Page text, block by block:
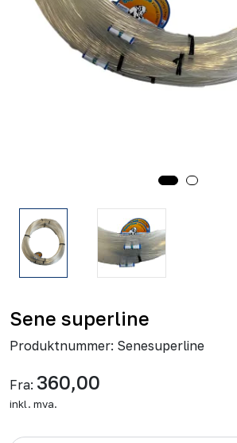
Sene superline
Produktnummer: Senesuperline
Fra: 360,00
inkl. mva.